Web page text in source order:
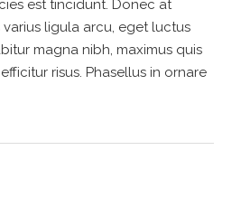
est tincidunt. Donec at
varius ligula arcu, eget luctus
magna nibh, maximus quis
risus. Phasellus in ornare